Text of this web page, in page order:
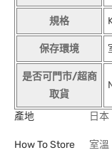
規格
保存環境
是否可門市/超商
取貨
產地 日本
How To Store 室溫